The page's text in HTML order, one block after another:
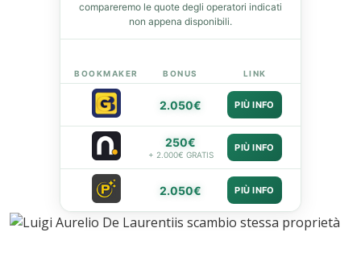
compareremo le quote degli operatori indicati
non appena disponibili.
BOOKMAKER BONUS LINK
2.050€ PIÙ INFO
250€
+ 2.000€ GRATIS
PIÙ INFO
2.050€ PIÙ INFO